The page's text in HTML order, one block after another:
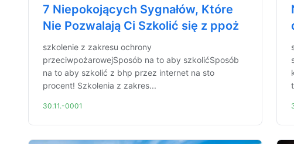
7 Niepokojących Sygnałów, Które
Nie Pozwalają Ci Szkolić się z ppoż
szkolenie z zakresu ochrony
przeciwpożarowejSposób na to aby szkolićSposób
na to aby szkolić z bhp przez internet na sto
procent! Szkolenia z zakres...
30.11.-0001